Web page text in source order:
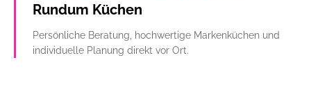
Rundum Küchen
Persönliche Beratung, hochwertige Markenküchen und
individuelle Planung direkt vor Ort.